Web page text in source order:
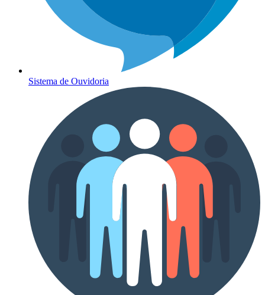
Sistema de Ouvidoria